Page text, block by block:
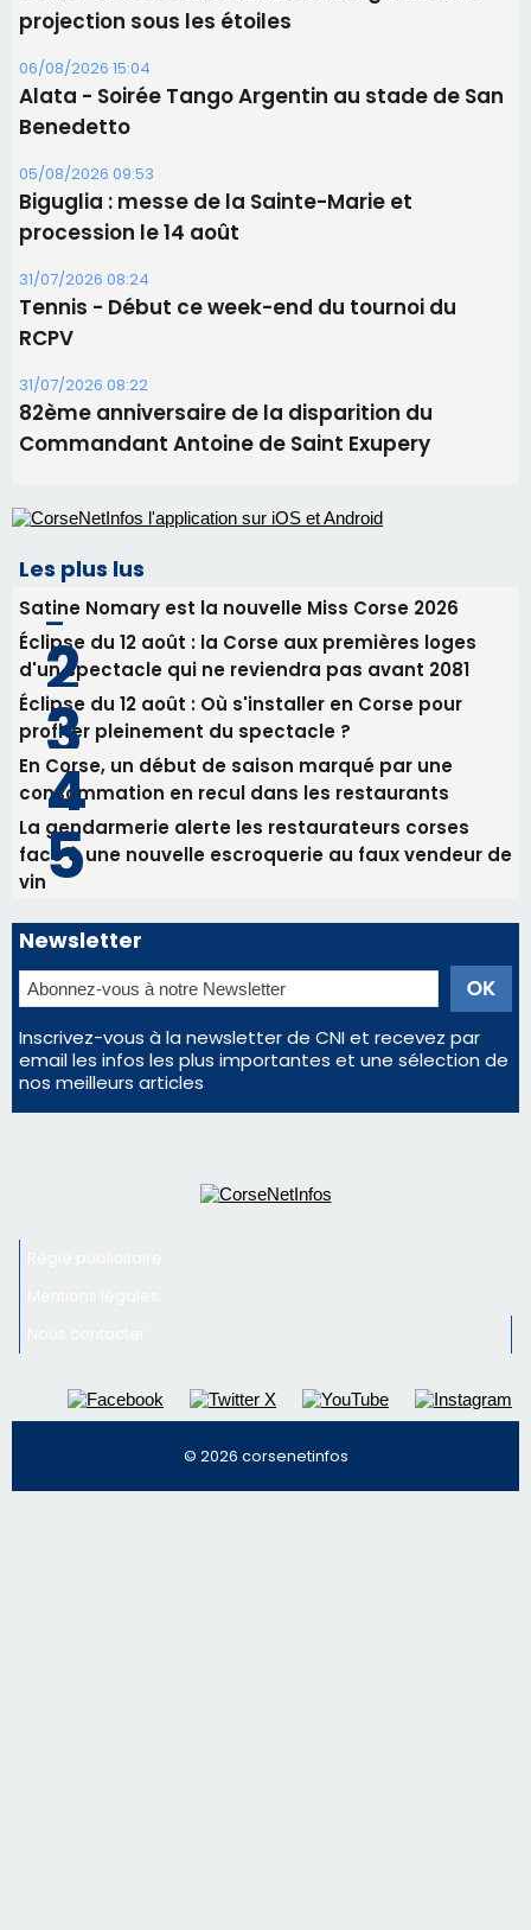
Les brèves
06/08/2026 15:57
Ucciani – Marché des producteurs à Cruculi le
11 août
06/08/2026 15:25
Corte – L’association A Nuciola organise une
projection sous les étoiles
06/08/2026 15:04
Alata - Soirée Tango Argentin au stade de San
Benedetto
05/08/2026 09:53
Biguglia : messe de la Sainte-Marie et
procession le 14 août
Tennis - Début ce week-end du tournoi du
RCPV
31/07/2026 08:22
82ème anniversaire de la disparition du
Commandant Antoine de Saint Exupery
Les plus lus
Satine Nomary est la nouvelle Miss Corse 2026
Éclipse du 12 août : la Corse aux premières loges
d'un spectacle qui ne reviendra pas avant 2081
Éclipse du 12 août : Où s'installer en Corse pour
profiter pleinement du spectacle ?
En Corse, un début de saison marqué par une
consommation en recul dans les restaurants
La gendarmerie alerte les restaurateurs corses
face à une nouvelle escroquerie au faux vendeur de